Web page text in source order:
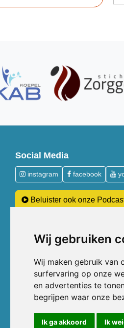
Wij gebruiken
Wij maken gebruik van
surfervaring op onze
en advertenties te
begrijpen waar onze
Ik ga akkoord Ik
Social Media
instagram facebook
Beluister ook onze
Over Acupunctuur
Acupunctuur toegelicht
Neem een kijkje in de praktijk
Voeding volgens de Vijf Elementen
Behandeldisciplines - TCG